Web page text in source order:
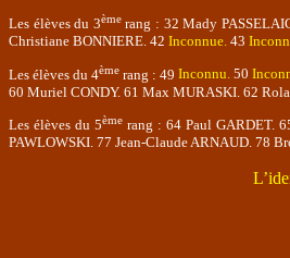
Les élèves du 3èmerang : 32 Mady
Christiane BONNIERE. 42 Inconnue. 43
Les élèves du 4ème rang : 49 Inconnu. 50
60 Muriel CONDY. 61 Max MURASKI. 62
Les élèves du 5ème rang : 64 Paul GARDET.
PAWLOWSKI. 77 Jean-Claude ARNAUD. 78